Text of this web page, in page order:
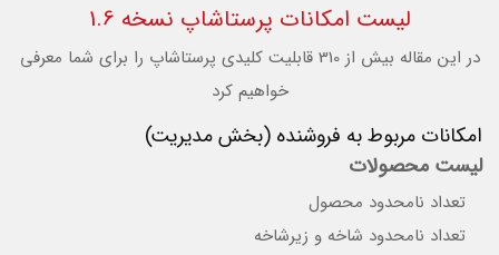
لیست امکانات پرستاشاپ نسخه 1.6
در این مقاله بیش از 310 قابلیت کلیدی پرستاشاپ را برای شما معرفی
خواهیم کرد
امکانات مربوط به فروشنده (بخش مدیریت)
لیست محصولات
تعداد نامحدود محصول
تعداد نامحدود شاخه و زیرشاخه